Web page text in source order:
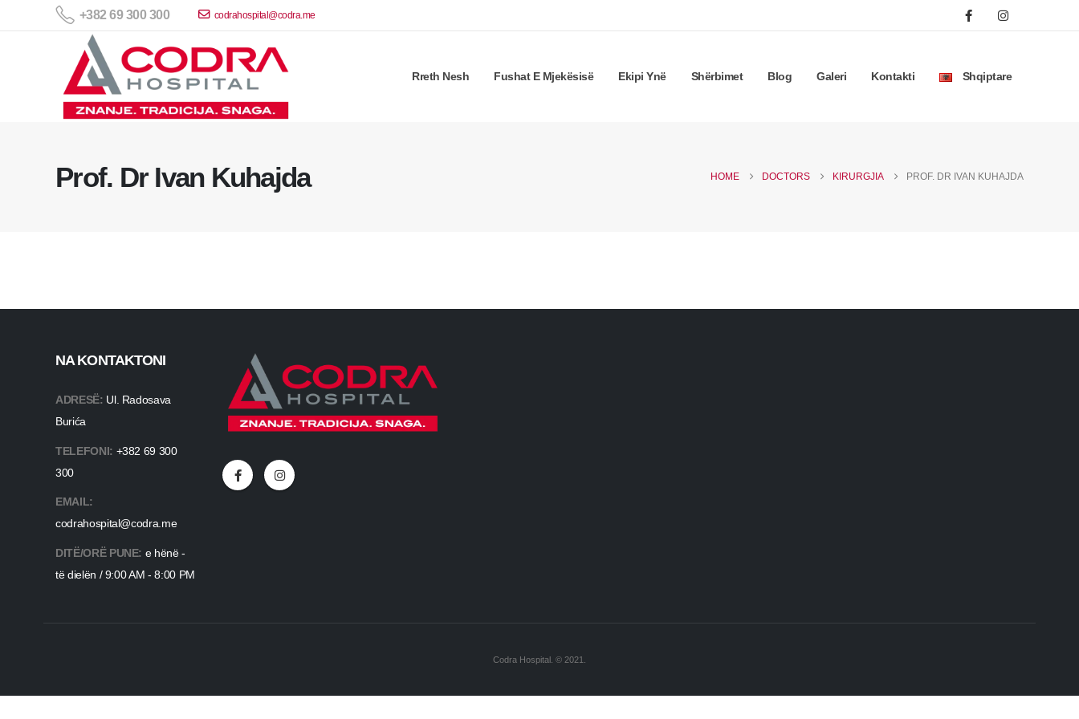
+382 69 300 300 codrahospital@codra.me
Rreth Nesh Fushat E Mjekësisë Ekipi Ynë Shërbimet Blog Galeri Kontakti Shqiptare
Prof. Dr Ivan Kuhajda HOME DOCTORS KIRURGJIA PROF. DR IVAN KUHAJDA
NA KONTAKTONI
ADRESË: Ul. Radosava
Burića
TELEFONI: +382 69 300
300
EMAIL:
codrahospital@codra.me
DITË/ORË PUNE: e hënë -
të dielën / 9:00 AM - 8:00 PM
Codra Hospital. © 2021.